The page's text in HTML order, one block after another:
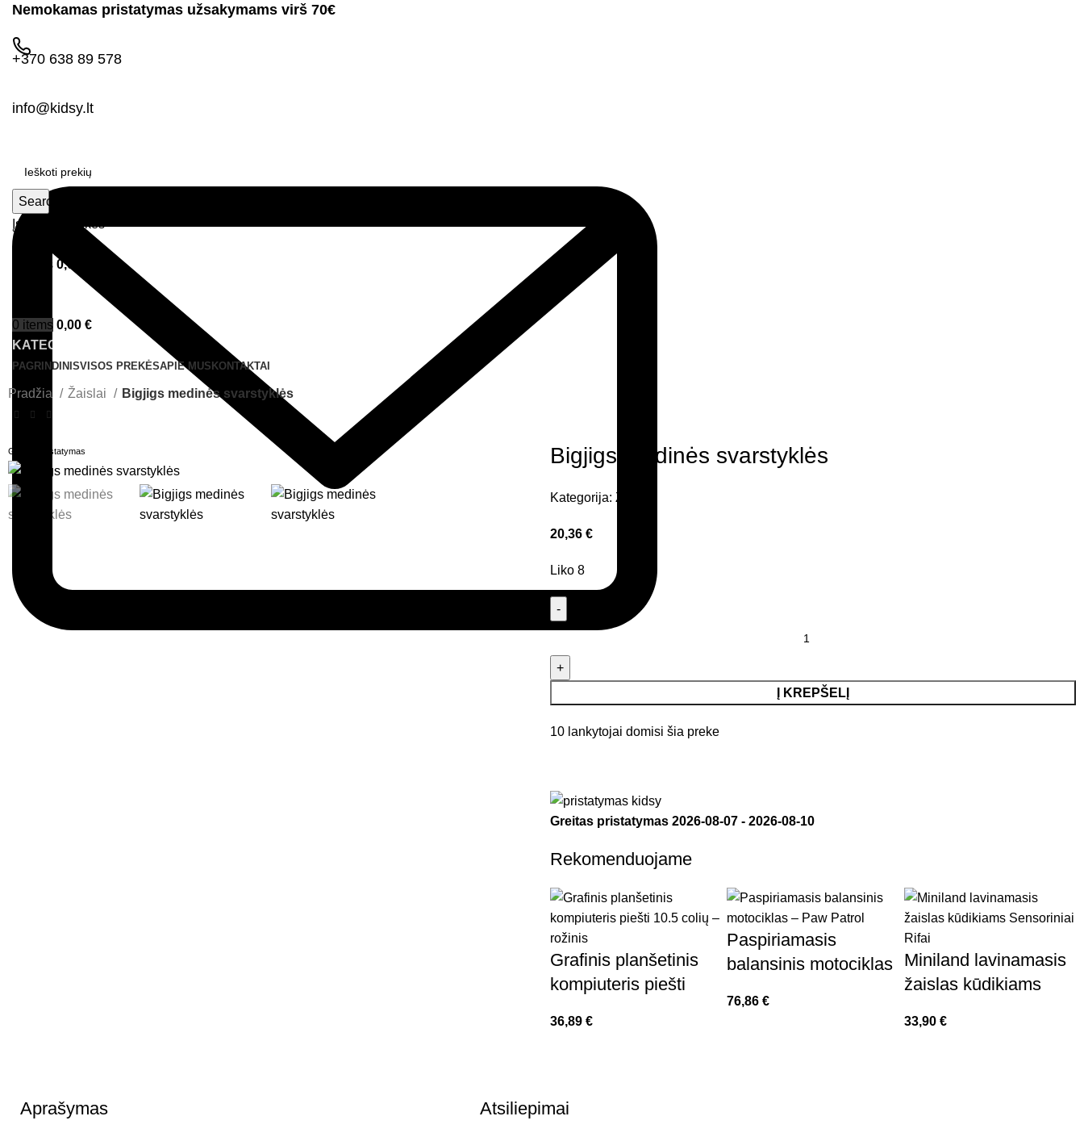
Nemokamas pristatymas užsakymams virš 70€
+370 638 89 578
info@kidsy.lt
Search
Įsimintos prekės
Prisijungimas
items 0,00
0 items 0,00 €
KATEGORIJOS
PAGRINDINISVISOS PREKĖSAPIE MUS KONTAKTAI
Pradžia Žaislai Bigjigs medinės svarstyklės
Greitas pristatymas Bigjigs medinės svarstyklės
Kategorija: Žaislai
20,36 €
Liko 8
Į KREPŠELĮ
10 lankytojai domisi šia preke
Greitas pristatymas 2026-08-07 - 2026-08-10
Rekomenduojame
Grafinis planšetinis
kompiuteris piešti
36,89 €
Paspiriamasis
balansinis motociklas
76,86€
Miniland lavinamasis
žaislas kūdikiams
33,90 €
Aprašymas Atsiliepimai